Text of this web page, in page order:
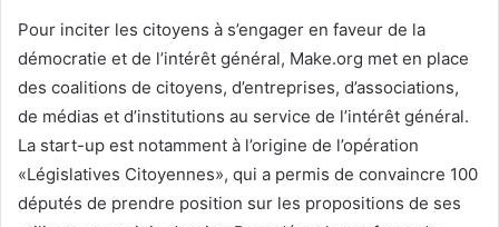
Pour inciter les citoyens à s’engager en faveur de la
démocratie et de l’intérêt général, Make.org met en place
des coalitions de citoyens, d’entreprises, d’associations,
de médias et d’institutions au service de l’intérêt général.
La start-up est notamment à l’origine de l’opération
«Législatives Citoyennes», qui a permis de convaincre 100
députés de prendre position sur les propositions de ses